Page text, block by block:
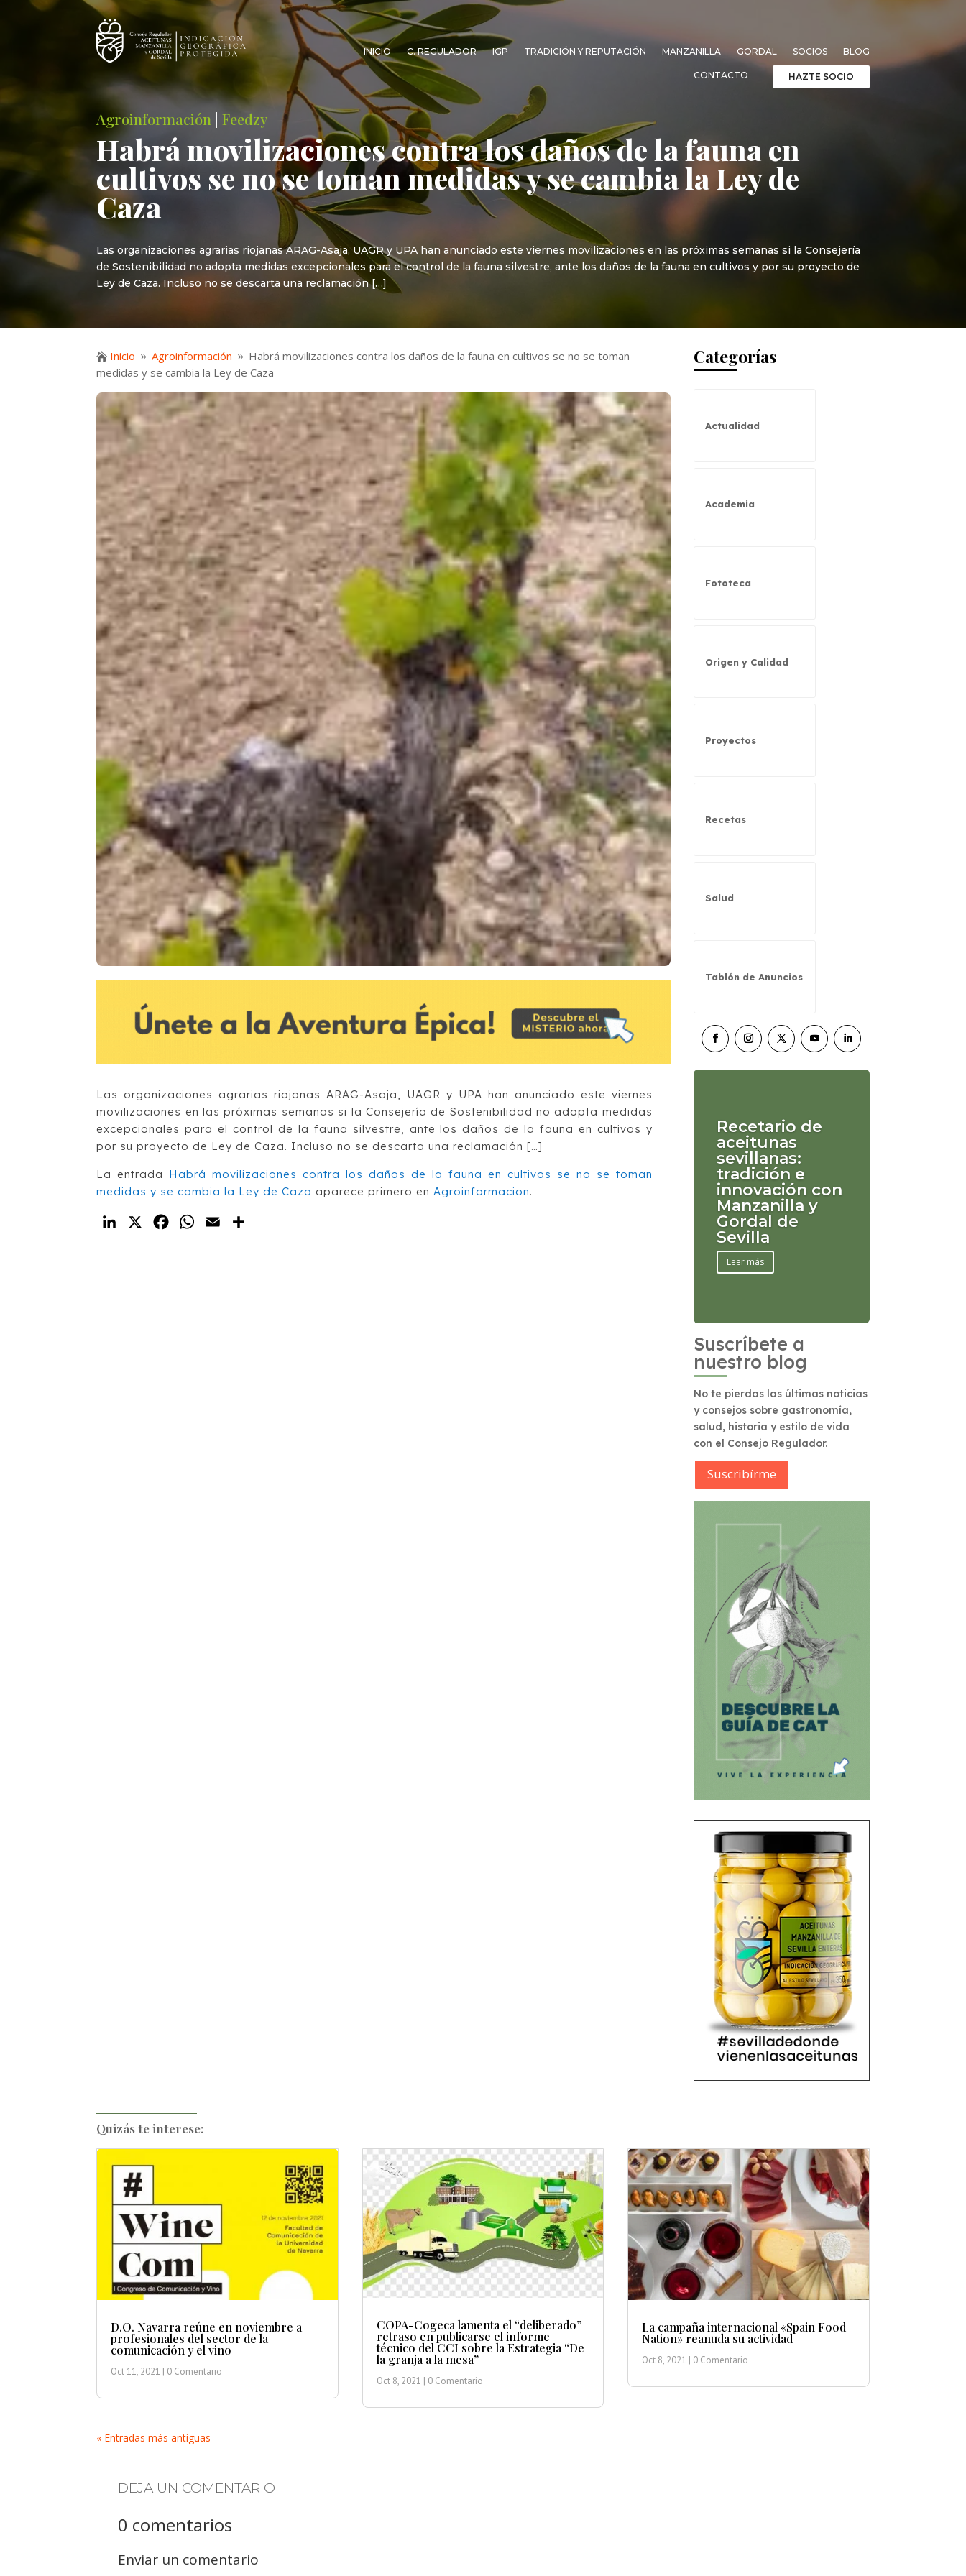
INICIO C. REGULADOR IGP TRADICIÓN Y REPUTACIÓN MANZANILLA GORDAL SOCIOS BLOG
CONTACTO HAZTE SOCIO
Agroinformación |Feedzy
Habrá movilizaciones contra los daños de la fauna en
cultivos se no se toman medidas y se cambia la Ley de
Caza
Las organizaciones agrarias riojanas ARAG-Asaja, UAGR y UPA han anunciado este viernes movilizaciones en las próximas semanas si la Consejería
de Sostenibilidad no adopta medidas excepcionales para el control de la fauna silvestre, ante los daños de la fauna en cultivos y por su proyecto de
Ley de Caza. Incluso no se descarta una reclamación […]
 Inicio 9 Agroinformación 9 Habrá movilizaciones contra los daños de la fauna en cultivos se no se toman
medidas y se cambia la Ley de Caza
Las organizaciones agrarias riojanas ARAG-Asaja, UAGR y UPA han anunciado este viernes
movilizaciones en las próximas semanas si la Consejería de Sostenibilidad no adopta medidas
excepcionales para el control de la fauna silvestre, ante los daños de la fauna en cultivos y
por su proyecto de Ley de Caza. Incluso no se descarta una reclamación […]
La entrada Habrá movilizaciones contra los daños de la fauna en cultivos se no se toman
medidas y se cambia la Ley de Caza aparece primero en Agroinformacion.
LinkedIn
X FacebookWhatsApp
Email
Categorías
Actualidad
Academia
Fototeca
Origen y Calidad
Proyectos
Recetas
Salud
Tablón de Anuncios
Recetario de
aceitunas
sevillanas:
tradición e
innovación con
Manzanilla y
Gordal de
Sevilla
Leer más
Suscríbete a
nuestro blog
No te pierdas las últimas noticias
y consejos sobre gastronomía,
salud, historia y estilo de vida
con el Consejo Regulador.
Suscribírme
Quizás te interese:
D.O. Navarra reúne en noviembre a
profesionales del sector de la
comunicación y el vino
Oct 11, 2021 | 0 Comentario
COPA-Cogeca lamenta el “deliberado”
retraso en publicarse el informe
técnico del CCI sobre la Estrategia “De
la granja a la mesa”
Oct 8, 2021 | 0 Comentario
La campaña internacional «Spain Food
Nation» reanuda su actividad
Oct 8, 2021 | 0 Comentario
« Entradas más antiguas
DEJA UN COMENTARIO
0 comentarios
Enviar un comentario